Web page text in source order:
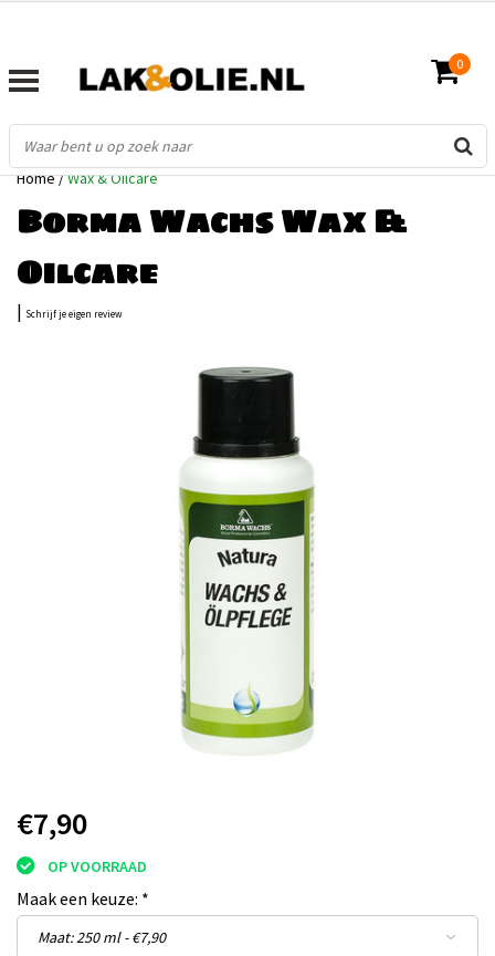
0
Home/Wax & Oilcare
Borma Wachs Wax &
Oilcare
| Schrijf je eigen review
€7,90
OP VOORRAAD
Maak een keuze: *